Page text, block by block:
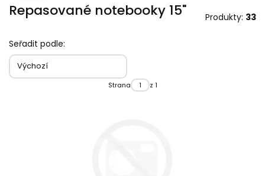
Repasované notebooky 15" Produkty: 33
Seřadit podle:
Výchozí
Strana z 1